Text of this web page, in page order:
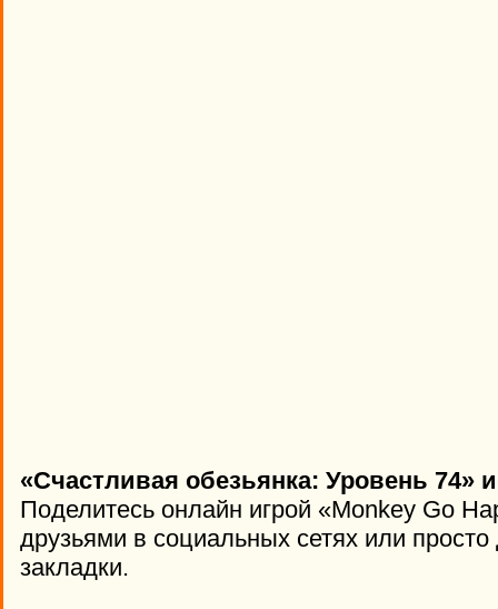
«Счастливая обезьянка: Уровень 74»
Поделитесь онлайн игрой «Monkey Go
друзьями в социальных сетях или просто
закладки.